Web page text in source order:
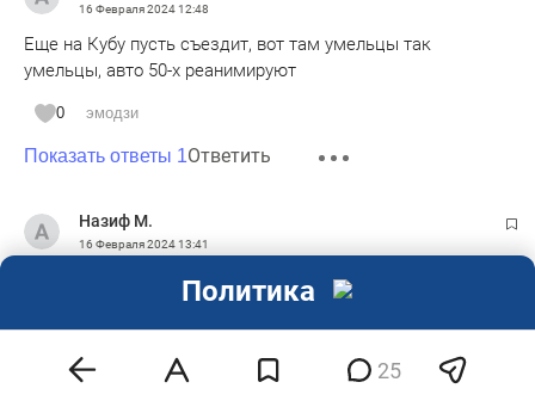
16 Февраля 202412:48
Еще на Кубу пусть съездит, вот там умельцы так
умельцы, авто 50-х реанимируют
0 эмодзи
Показать ответы 1Ответить
Назиф М.
16 Февраля 202413:41
1. Из-за отсутствия прямых автодорог на Ближ. Восток
может быть восстановить средневековый Великий
Волжский судоходный путь из Казани по Волге и через
Каспий на Иран.
2. Раис съездил к Раиси, теперь Раиси едет к Раису - свои
25
Политика